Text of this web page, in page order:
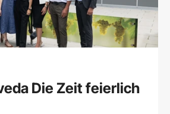
Die Zeit feierlich